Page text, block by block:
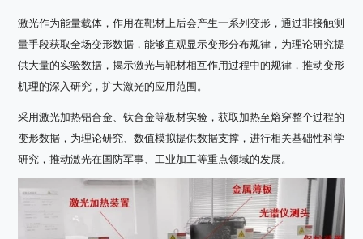
激光作为能量载体，作用在靶材上后会产生一系列变形，通过非接触测
量手段获取全场变形数据，能够直观显示变形分布规律，为理论研究提
供大量的实验数据，揭示激光与靶材相互作用过程中的规律，推动变形
机理的深入研究，扩大激光的应用范围。
采用激光加热铝合金、钛合金等板材实验，获取加热至熔穿整个过程的
变形数据，为理论研究、数值模拟提供数据支撑，进行相关基础性科学
研究，推动激光在国防军事、工业加工等重点领域的发展。